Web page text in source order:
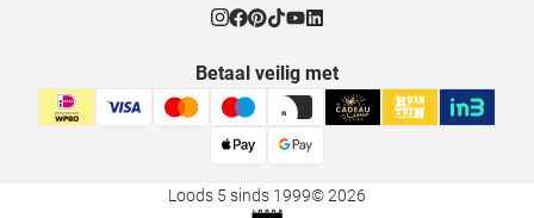
Betaal veilig met
Loods 5 sinds 1999© 2026